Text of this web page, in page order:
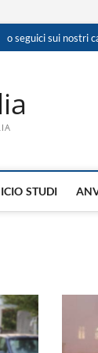
o seguici sui nostri
STUDI